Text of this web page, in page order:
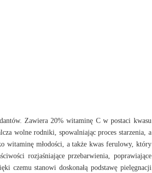
Zawiera 20% witaminę C w postaci kwasu
wolne rodniki, spowalniając proces starzenia, a
witaminę młodości, a także kwas ferulowy, który
rozjaśniające przebarwienia, poprawiające
czemu stanowi doskonałą podstawę pielęgnacji